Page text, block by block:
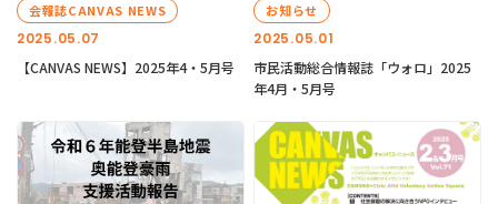
2025.05.07
会報誌CANVAS NEWS
【CANVAS NEWS】2025年4・5月号
2025.05.01
お知らせ
市民活動総合情報誌「ウォロ」2025
年4月・5月号